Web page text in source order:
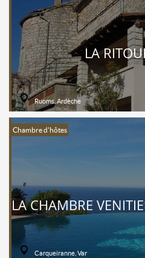
LA
Ruoms, Ardèche
Chambre d'hôtes
LA CHAMBRE VENITIENNE ET
Carqueiranne, Var